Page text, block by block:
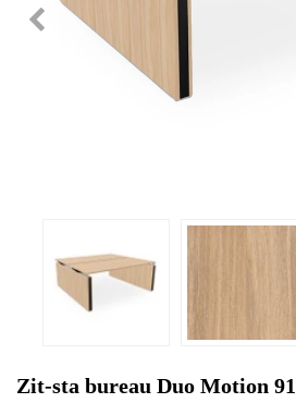
Zit-sta bureau Duo Motion